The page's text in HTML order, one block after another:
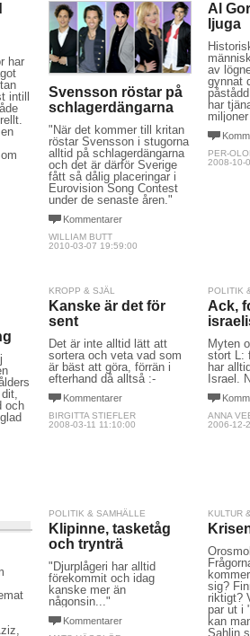
har
intill
Svensson röstar på
schlagerdängarna
"När det kommer till kritan
röstar Svensson i stugorna
alltid på schlagerdängarna
och det är därför Sverige
fått så dålig placeringar i
Eurovision Song Contest
under de senaste åren."
Kommentarer
WILLIAM BUTT
2010-03-07 19:59:00
Al
ljuga
av
gynnat
har
PER-
2008-10-
och
KROPP & SJÄL
Kanske är det för
sent
Det är inte alltid lätt att
sortera och veta vad som
är bäst att göra, förrän i
efterhand då alltså :-
Kommentarer
BIRGITTA STIEFLER
2008-03-11 11:10:00
POLITIK
Ack,
Myten
stort L:
har
Israel.
ANNA
2006-12-
POLITIK & SAMHÄLLE
Klipinne, tasketåg
och trynträ
"Djurplågeri har alltid
förekommit och idag
kanske mer än
någonsin..."
Kommentarer
KULTUR
sig?
riktigt?
par ut i
kan
Sahlin